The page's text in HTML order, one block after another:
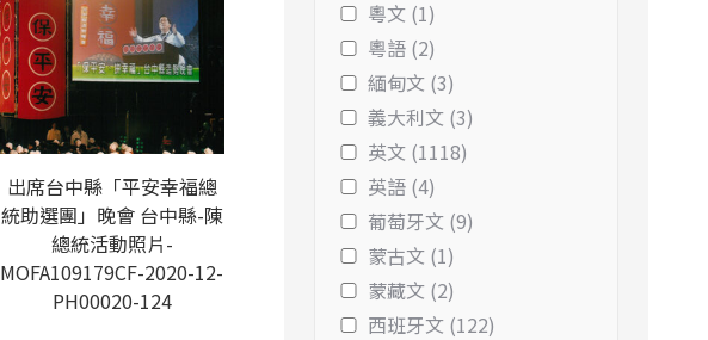
出席台中縣「平安幸福總
統助選團」晚會 台中縣-陳
總統活動照片-
MOFA109179CF-2020-12-
PH00020-124
粵文 (1)
粵語 (2)
緬甸文 (3)
義大利文 (3)
英文 (1118)
英語 (4)
葡萄牙文 (9)
蒙古文 (1)
蒙藏文 (2)
西班牙文 (122)